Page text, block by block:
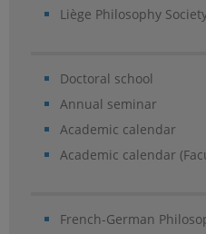
Liège Philosophy
Doctoral school
Annual seminar
Academic calendar
Academic calendar
French-German